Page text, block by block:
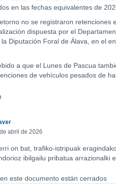
en las fechas equivalentes de
no se registraron
dispuesta por el
Diputación Foral de Álava, en el
a que el Lunes de Pascua
de vehículos pesados de
abril de 2026
on bat, trafiko-istripuak
ibilgailu pribatua arrazionalki
este documento están cerrados